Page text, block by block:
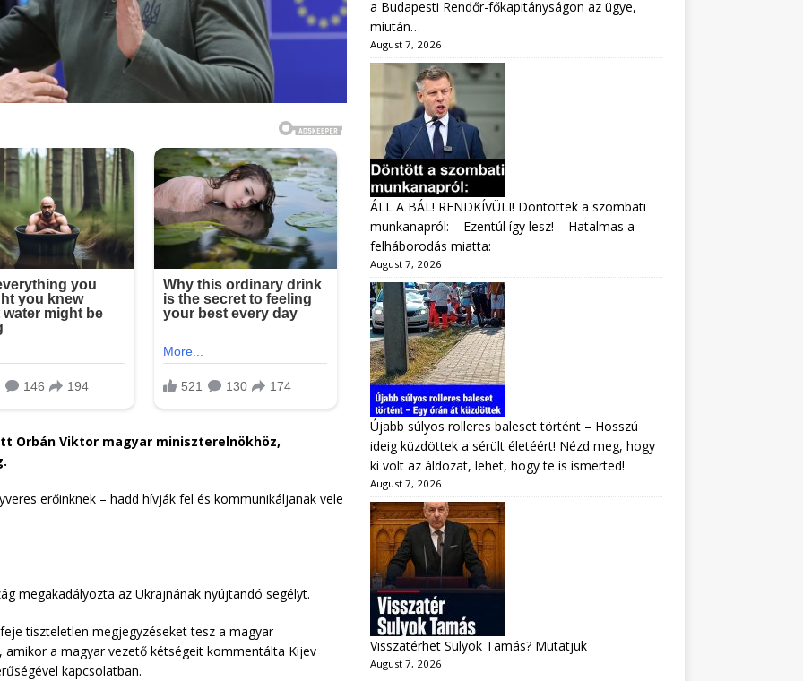
Orbán Viktor magyar miniszterelnökhöz,
erőinknek – hadd hívják fel és kommunikáljanak vele
megakadályozta az Ukrajnának nyújtandó segélyt.
tiszteletlen megjegyzéseket tesz a magyar
a magyar vezető kétségeit kommentálta Kijev
kapcsolatban.
a Budapesti Rendőr-főkapitányságon az ügye,
miután…
August 7, 2026
ÁLL A BÁL! RENDKÍVÜLI! Döntöttek a szombati
munkanapról: – Ezentúl így lesz! – Hatalmas a
felháborodás miatta:
August 7, 2026
Újabb súlyos rolleres baleset történt – Hosszú
ideig küzdöttek a sérült életéért! Nézd meg, hogy
ki volt az áldozat, lehet, hogy te is ismerted!
August 7, 2026
Visszatérhet Sulyok Tamás? Mutatjuk
August 7, 2026